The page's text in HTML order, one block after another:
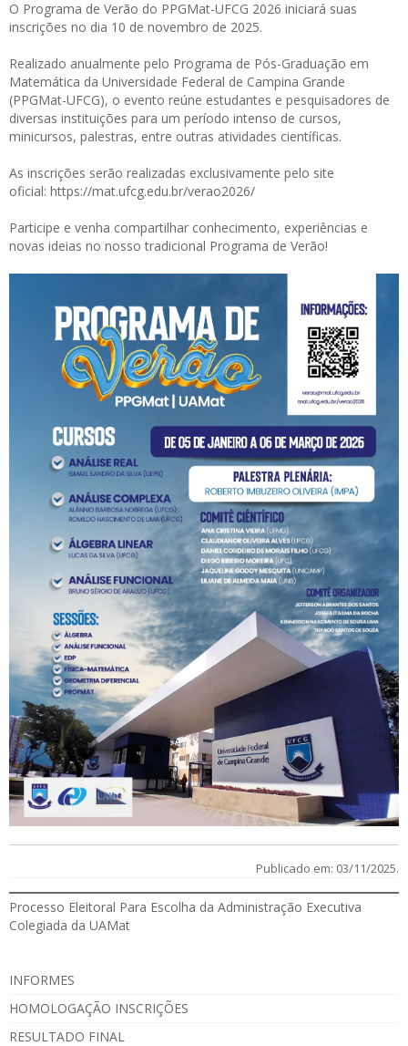
O Programa de Verão do PPGMat-UFCG 2026 iniciará suas
inscrições no dia 10 de novembro de 2025.
Realizado anualmente pelo Programa de Pós-Graduação em
Matemática da Universidade Federal de Campina Grande
(PPGMat-UFCG), o evento reúne estudantes e pesquisadores de
diversas instituições para um período intenso de cursos,
minicursos, palestras, entre outras atividades científicas.
As inscrições serão realizadas exclusivamente pelo site
oficial: https://mat.ufcg.edu.br/verao2026/
Participe e venha compartilhar conhecimento, experiências e
novas ideias no nosso tradicional Programa de Verão!
Publicado em: 03/11/2025.
Processo Eleitoral Para Escolha da Administração Executiva
Colegiada da UAMat
INFORMES
HOMOLOGAÇÃO INSCRIÇÕES
RESULTADO FINAL